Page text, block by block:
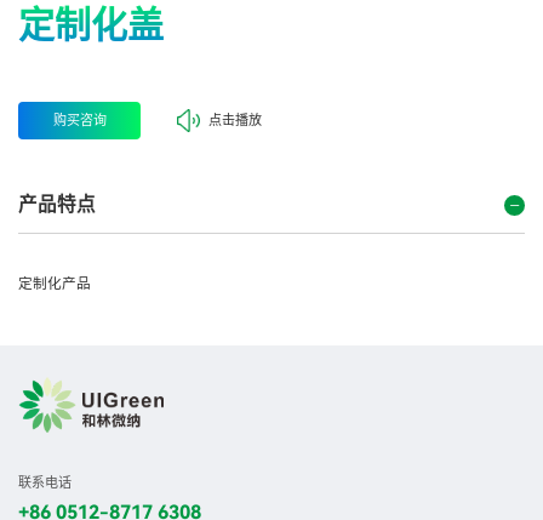
定制化盖
购买咨询 点击播放
产品特点
定制化产品
联系电话
+86 0512-8717 6308